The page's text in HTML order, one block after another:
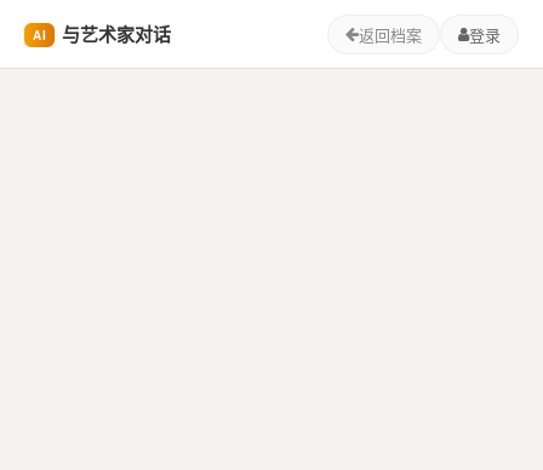
AI 与艺术家对话 返回档案 登录